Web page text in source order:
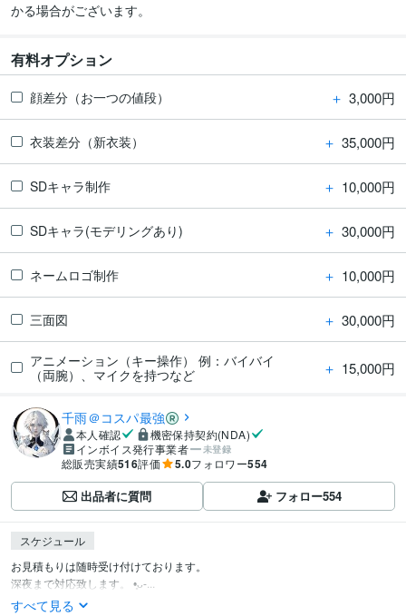
かる場合がございます。
有料オプション
顔差分（お一つの値段） ＋ 3,000円
衣装差分（新衣装） ＋ 35,000円
SDキャラ制作 ＋ 10,000円
SDキャラ(モデリングあり) ＋ 30,000円
ネームロゴ制作 ＋ 10,000円
三面図 ＋ 30,000円
アニメーション（キー操作） 例：バイバイ
（両腕）、マイクを持つなど
＋ 15,000円
千雨＠コスパ最強
本人確認
機密保持契約(NDA)
インボイス発行事業者
未登録
総販売実績516評価 5.0フォロワー554
出品者に質問 フォロー554
スケジュール
お見積もりは随時受け付けております。
深夜まで対応致します。 •͈ᴗ⁃...
すべて見る